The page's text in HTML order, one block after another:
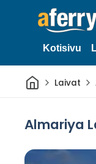
Kotisivu
KotiinLaivat
Almariya